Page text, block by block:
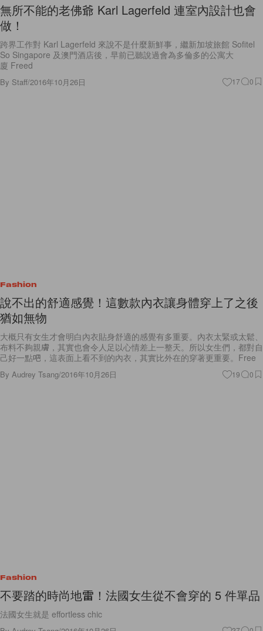
無所不能的老佛爺 Karl Lagerfeld 連室內設計也會
做！
跨界工作對 Karl Lagerfeld 來說不是什麼新鮮事，繼新加坡旅館 Sofitel
So Singapore 及澳門酒店後，早前已聽說過會為多倫多的公寓大
廈 Freed
By Staff/2016年10月26日 17 0
Fashion
說不出的舒適感覺！這數款內衣讓身體穿上了之後
猶如無物
大概只有女生才會明白內衣貼身舒適的感覺有多重要。內衣太緊或太鬆、
布料不夠親膚，其實也會令人足以心情差上一整天。所以女生們，都對自
己好一點吧，這表面上看不到的內衣，其實比外在的穿著更重要。Free
By Audrey Tsang/2016年10月26日 19 0
Fashion
不要踏的時尚地雷！法國女生從不會穿的 5 件單品
法國女生就是 effortless chic